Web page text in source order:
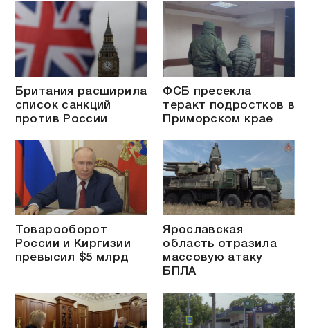
Британия расширила
список санкций
против России
ФСБ пресекла
теракт подростков в
Приморском крае
Товарооборот
России и Киргизии
превысил $5 млрд
Ярославская
область отразила
массовую атаку
БПЛА